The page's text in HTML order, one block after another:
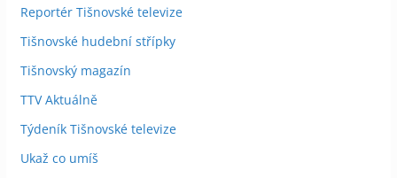
Reportér Tišnovské televize
Tišnovské hudební střípky
Tišnovský magazín
TTV Aktuálně
Týdeník Tišnovské televize
Ukaž co umíš